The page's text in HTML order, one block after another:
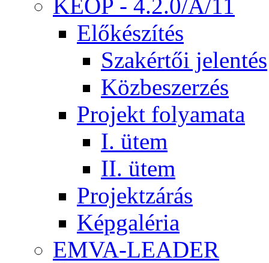
KEOP - 4.2.0/A/11
Előkészítés
Szakértői jelentés
Közbeszerzés
Projekt folyamata
I. ütem
II. ütem
Projektzárás
Képgaléria
EMVA-LEADER